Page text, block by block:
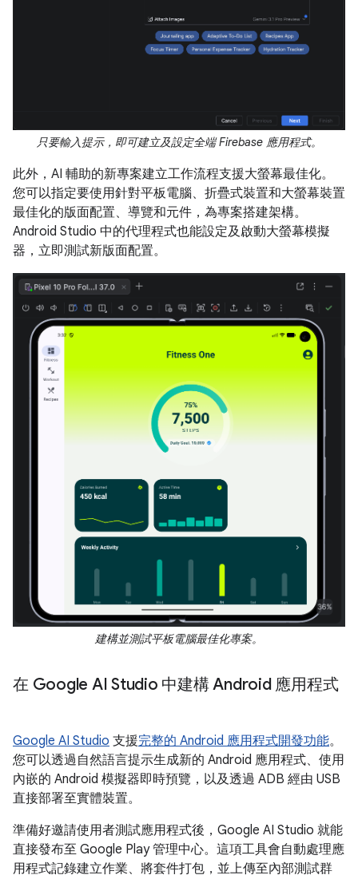
只要輸入提示，即可建立及設定全端 Firebase 應用程式。
此外，AI 輔助的新專案建立工作流程支援大螢幕最佳化。
您可以指定要使用針對平板電腦、折疊式裝置和大螢幕裝置
最佳化的版面配置、導覽和元件，為專案搭建架構。
Android Studio 中的代理程式也能設定及啟動大螢幕模擬
器，立即測試新版面配置。
建構並測試平板電腦最佳化專案。
在 Google AI Studio 中建構 Android 應用程式
Google AI Studio 支援完整的 Android 應用程式開發功能。
您可以透過自然語言提示生成新的 Android 應用程式、使用
內嵌的 Android 模擬器即時預覽，以及透過 ADB 經由 USB
直接部署至實體裝置。
準備好邀請使用者測試應用程式後，Google AI Studio 就能
直接發布至 Google Play 管理中心。這項工具會自動處理應
用程式記錄建立作業、將套件打包，並上傳至內部測試群